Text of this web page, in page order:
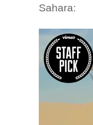
Sahara: